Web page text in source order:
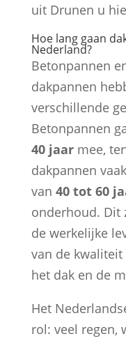
uit Drunen u
Hoe lang gaan
Nederland?
Betonpannen
dakpannen
verschillende
Betonpannen
40 jaarmee,
dakpannen
van 40 tot 60
onderhoud. Dit
de werkelijke
van de kwaliteit
het dak en de
Het
rol: veel regen,